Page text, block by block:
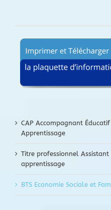
CAP Accompagnant
Apprentissage
Titre professionnel
apprentissage
BTS Economie Sociale et